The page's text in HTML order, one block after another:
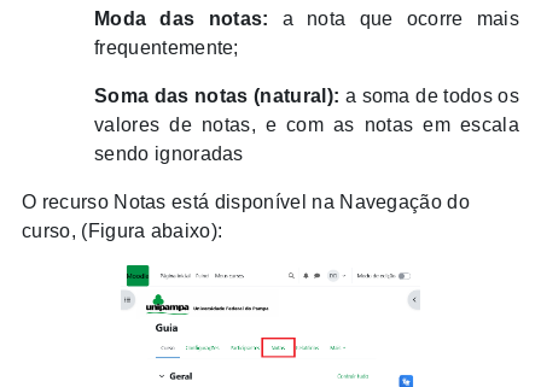
Moda das notas: a nota que ocorre mais
frequentemente;
Soma das notas (natural): a soma de todos os
valores de notas, e com as notas em escala
sendo ignoradas
O recurso Notas está disponível na Navegação do
curso, (Figura abaixo):